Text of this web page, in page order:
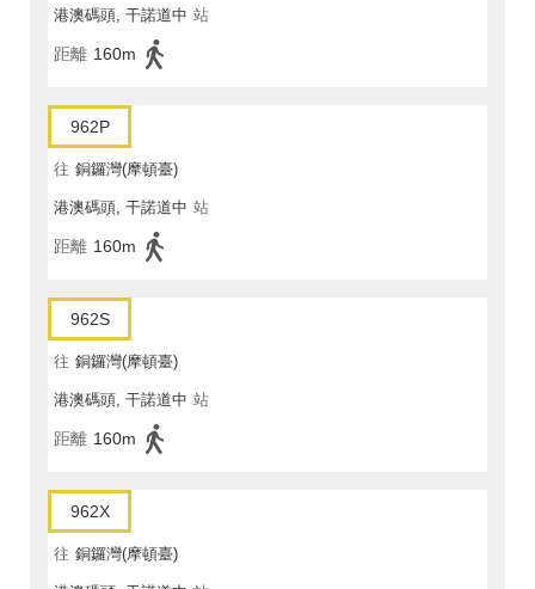
港澳碼頭, 干諾道中 站
距離 160m
962P
往 銅鑼灣(摩頓臺)
港澳碼頭, 干諾道中 站
距離 160m
962S
往 銅鑼灣(摩頓臺)
港澳碼頭, 干諾道中 站
距離 160m
962X
往 銅鑼灣(摩頓臺)